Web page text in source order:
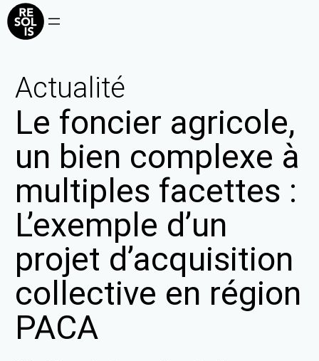
Actualité
Le foncier agricole,
un bien complexe à
multiples facettes :
L’exemple d’un
projet d’acquisition
collective en région
PACA